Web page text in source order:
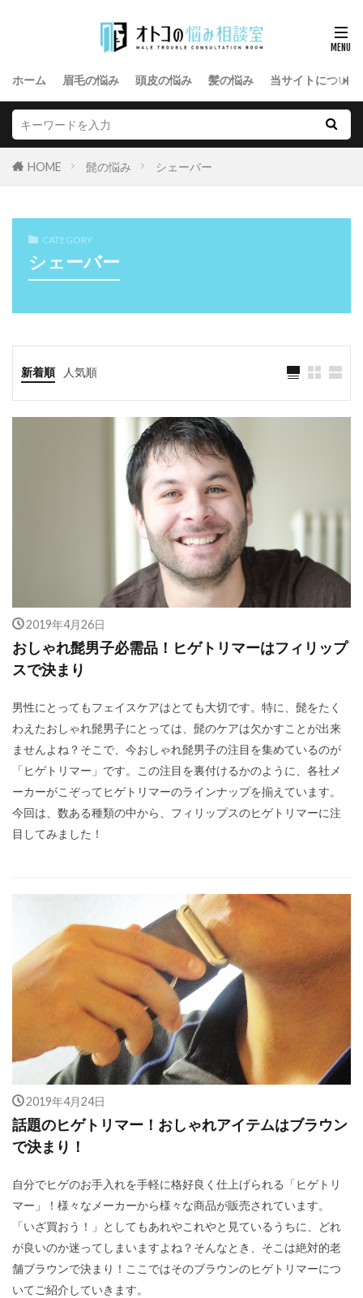
ホーム 眉毛の悩み 頭皮の悩み 髪の悩み 当サイトについて
HOME 髭の悩み シェーバー
CATEGORY
シェーバー
新着順 人気順
2019年4月26日
おしゃれ髭男子必需品！ヒゲトリマーはフィリップ
スで決まり
男性にとってもフェイスケアはとても大切です。特に、髭をたく
わえたおしゃれ髭男子にとっては、髭のケアは欠かすことが出来
ませんよね？そこで、今おしゃれ髭男子の注目を集めているのが
「ヒゲトリマー」です。この注目を裏付けるかのように、各社メ
ーカーがこぞってヒゲトリマーのラインナップを揃えています。
今回は、数ある種類の中から、フィリップスのヒゲトリマーに注
目してみました！
2019年4月24日
話題のヒゲトリマー！おしゃれアイテムはブラウン
で決まり！
自分でヒゲのお手入れを手軽に格好良く仕上げられる「ヒゲトリ
マー」！様々なメーカーから様々な商品が販売されています。
「いざ買おう！」としてもあれやこれやと見ているうちに、どれ
が良いのか迷ってしまいますよね？そんなとき、そこは絶対的老
舗ブラウンで決まり！ここではそのブラウンのヒゲトリマーにつ
いてご紹介していきます。